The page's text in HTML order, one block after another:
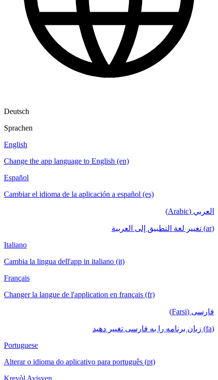
Deutsch
Sprachen
English
Change the app language to English (en)
Español
Cambiar el idioma de la aplicación a español (es)
العربي (Arabic)
(ar) تغيير لغة التطبيق إلى العربية
Italiano
Cambia la lingua dell'app in italiano (it)
Français
Changer la langue de l'application en français (fr)
فارسی (Farsi)
(fa) زبان برنامه را به فارسی تغییر دهید
Portuguese
Alterar o idioma do aplicativo para português (pt)
Kreyòl Ayisyen